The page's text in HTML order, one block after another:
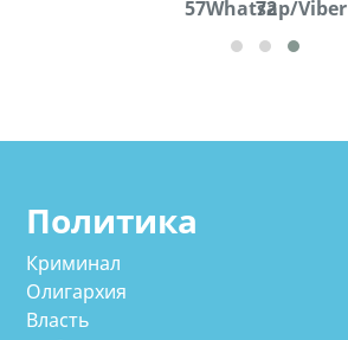
57Whatsap/Viber
72
Политика
Криминал
Олигархия
Власть